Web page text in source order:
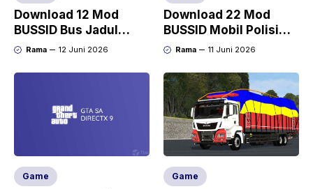
Download 12 Mod
BUSSID Bus Jadul
(Lawas, Kotor,
Rama 12 Juni 2026
Download 22 Mod
BUSSID Mobil Polisi
Full Anim Terbaru
Rama 11 Juni 2026
Game Game